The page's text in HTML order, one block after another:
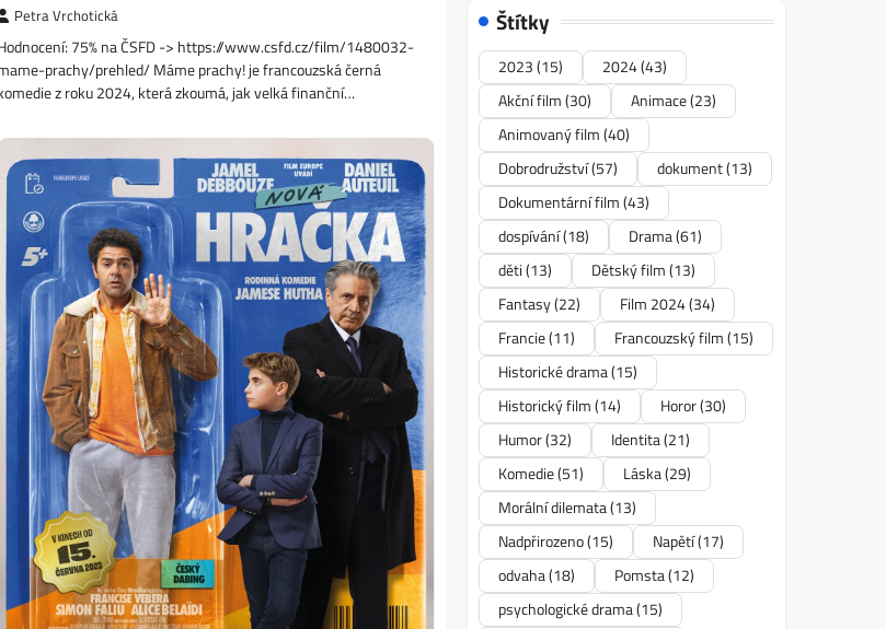
Petra Vrchotická
75% na ČSFD -> https://www.csfd.cz/film/1480032-
prachy/prehled/ Máme prachy! je francouzská černá
z roku 2024, která zkoumá, jak velká finanční…
Štítky
2023(15) 2024(43)
Akční film(30) Animace(23)
Animovaný film(40)
Dobrodružství(57) dokument(13)
Dokumentární film(43)
dospívání(18) Drama(61)
děti(13) Dětský film(13)
Fantasy(22) Film 2024(34)
Francie(11) Francouzský film(15)
Historické drama(15)
Historický film(14) Horor(30)
Humor(32) Identita(21)
Komedie(51) Láska(29)
Morální dilemata(13)
Nadpřirozeno(15) Napětí(17)
odvaha(18) Pomsta(12)
psychologické drama(15)